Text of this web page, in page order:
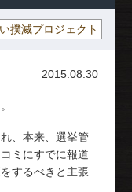
撲滅プロジェクト
2015.08.30
、本来、選挙管
ミにすでに報道
するべきと主張